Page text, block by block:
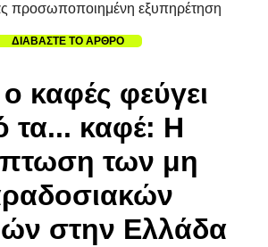
προσωποποιημένη εξυπηρέτηση
ΔΙΑΒΑΣΤΕ ΤΟ ΑΡΘΡΟ
καφές φεύγει
τα... καφέ: Η
των μη
στην Ελλάδα